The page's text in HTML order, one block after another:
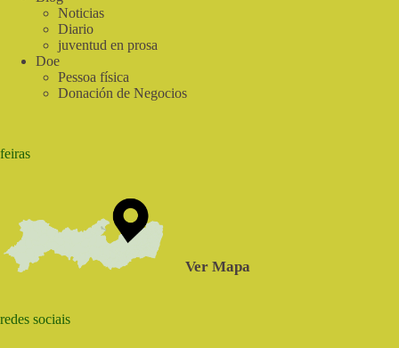
Noticias
Diario
juventud en prosa
Doe
Pessoa física
Donación de Negocios
feiras
Ver Mapa
redes sociais